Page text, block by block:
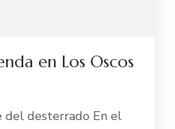
en Los Oscos
del desterrado En el